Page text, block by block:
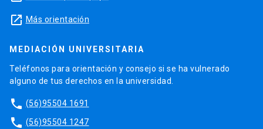
launch Más orientación
MEDIACIÓN UNIVERSITARIA
Teléfonos para orientación y consejo si se ha vulnerado
alguno de tus derechos en la universidad.
phone (56)95504 1691
phone (56)95504 1247